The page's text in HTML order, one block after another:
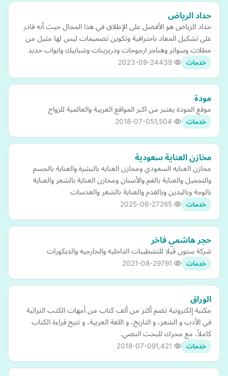
حداد الرياض
حداد الرياض هو الأفضل على الإطلاق في هذا المجال حيث أنه قادر
على تشكيل المعاد باحترافية وتكوين تصميمات ليس لها مثيل من
مظلات وسواتر وهناجر ارجوحات ودربزينات وشبابيك وابواب حديد
خدمات 2023-09-24
مودة
موقع المودة يعتبر من اكبر المواقع العربية والعالمية للزواج
خدمات 2018-07-05
مخازن العناية سعودية
مخازن العنايه السعودي ومخازن العنايه بالبشرة والعناية بالجسم
والتجميل والعناية بالفم والأسنان ومخازن العناية بالشعر والعناية
بالوجة وباليدين وبالقدم والعناية بالشعر والعدسات
خدمات 2025-06-27
حجر هاشمي فاخر
شركة ستون ڤيلا للتشطيبات الداخليه والخارجيه والديكورات
خدمات 2021-08-29
الوراق
مكتبة إلكترونية تضم أكثر من ألف كتاب من أمهات الكتب التراثية
في الأدب و الشعر، و التاريخ، و اللغة العربية، و تتيح قراءة الكتاب
كاملاً، مع محرك للبحث النصي.
خدمات 2018-07-09